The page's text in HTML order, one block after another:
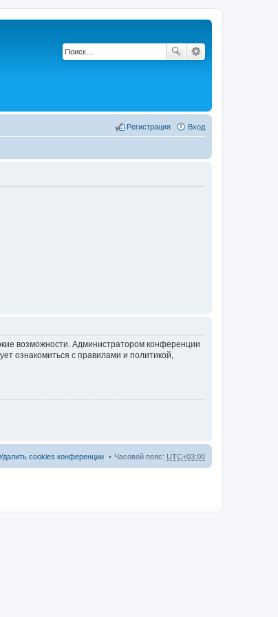
Вход
Регистрация
возможности. Администратором конференции
ознакомиться с правилами и политикой,
Часовой пояс: UTC+03:00
cookies конференции